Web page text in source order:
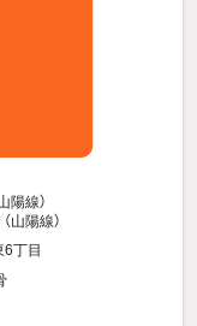
陽線）
山陽線）
丁目